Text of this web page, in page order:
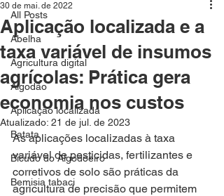
All Posts
Abelha
Agricultura digital
Algodão
Aplicação localizada
Batata
Bicudo do Algodoeiro
Bemisia tabaci
Aplicação localizada e a
taxa variável de insumos
agrícolas: Prática gera
economia nos custos
30 de mai. de 2022
Atualizado: 21 de jul. de 2023
As aplicações localizadas à taxa
variável de pesticidas, fertilizantes e
corretivos de solo são práticas da
agricultura de precisão que permitem